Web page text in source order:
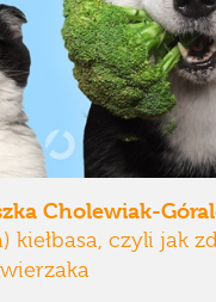
Cholewiak-
kiełbasa, czyli jak